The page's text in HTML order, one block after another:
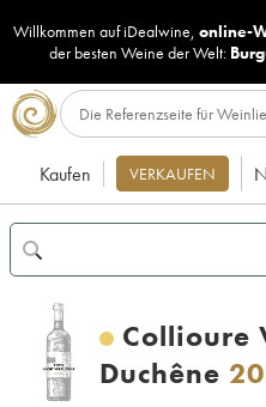
Willkommen auf iDealwine, online-
der besten Weine der Welt:
Kaufen VERKAUFEN
Collioure
Duchêne